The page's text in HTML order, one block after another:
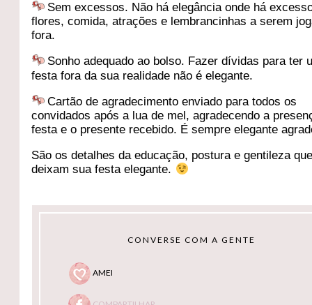
Sem excessos. Não há elegância onde há
flores, comida, atrações e lembrancinhas a serem
fora.
Sonho adequado ao bolso. Fazer dívidas para ter
festa fora da sua realidade não é elegante.
Cartão de agradecimento enviado para todos os
convidados após a lua de mel, agradecendo a
festa e o presente recebido. É sempre elegante
São os detalhes da educação, postura e gentileza
deixam sua festa elegante.
CONVERSE COM A GENTE
AMEI